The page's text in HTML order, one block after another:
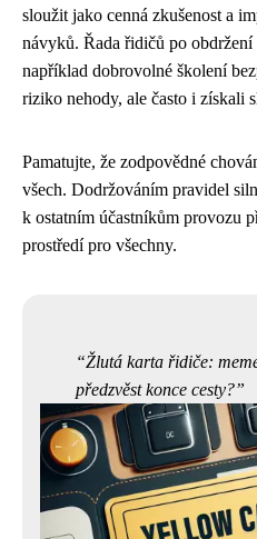
sloužit jako cenná zkušenost a
návyků. Řada řidičů po
například dobrovolné školení
riziko nehody, ale často i získali
Pamatujte, že zodpovědné
všech. Dodržováním pravidel
k ostatním účastníkům provozu
prostředí pro všechny.
Žlutá karta řidiče:
předzvěst konce cesty?